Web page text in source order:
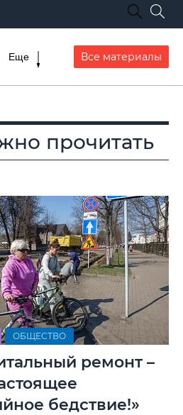
Еще Все материалы
прочитать
ОБЩЕСТВО
ремонт –
бедствие!»